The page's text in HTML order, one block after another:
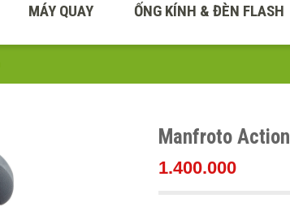
MÁY QUAY ỐNG KÍNH & ĐÈN FLASH
Manfroto Action
1.400.000